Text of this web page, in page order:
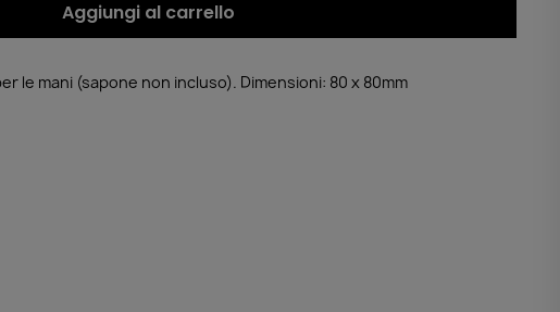
Aggiungi al carrello
le mani (sapone non incluso). Dimensioni: 80 x 80mm